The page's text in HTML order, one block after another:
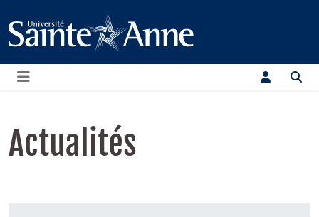
Menu
Actualités